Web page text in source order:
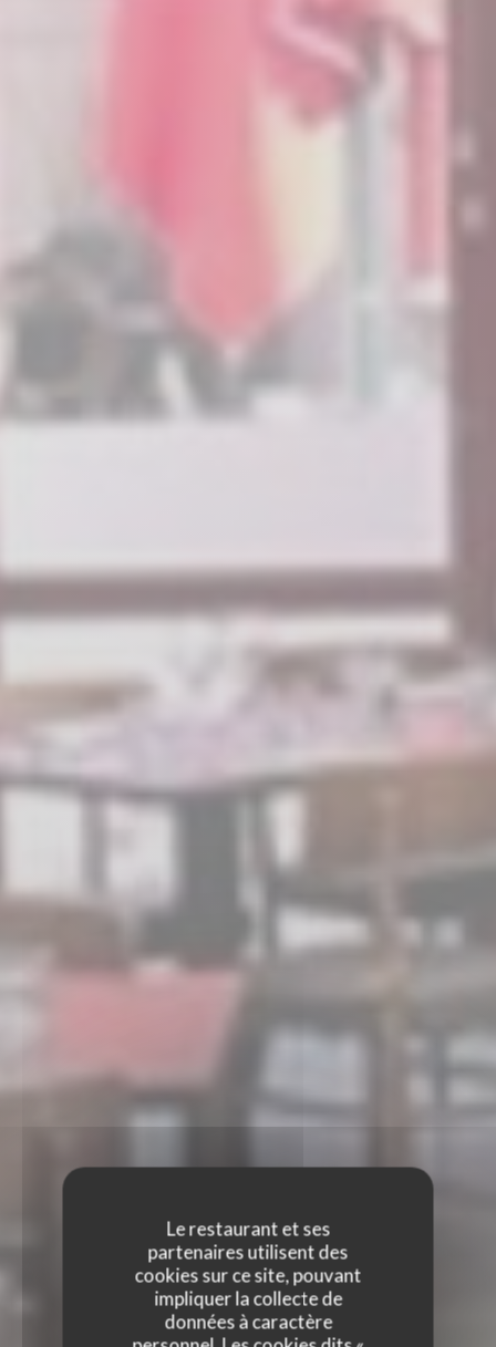
Le restaurant et ses
partenaires utilisent des
cookies sur ce site, pouvant
impliquer la collecte de
données à caractère